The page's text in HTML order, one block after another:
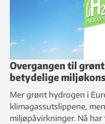
Overgangen til
betydelige
Mer grønt hydrogen i
klimagassutslippene,
miljøpåvirkninger. Nå